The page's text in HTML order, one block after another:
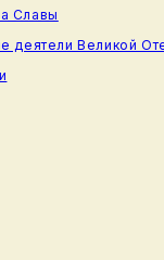
Славы
деятели Великой